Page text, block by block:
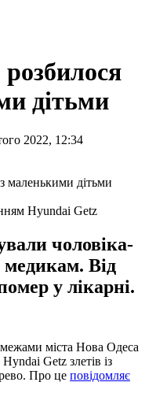
дітьми
2022, 12:34
Hyundai Getz
чоловіка-
Від
у лікарні.
міста Нова Одеса
Getz злетів із
Про це повідомляє